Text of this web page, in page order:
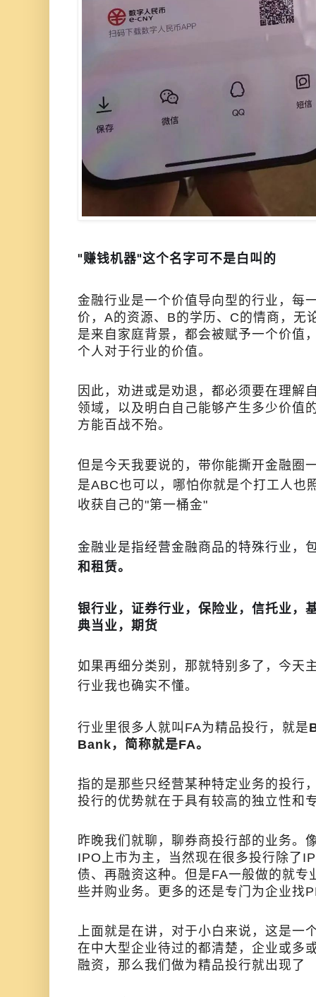
"赚钱机器"这个名字可不是白叫的
金融行业是一个价值导向型的行业，每
价，A的资源、B的学历、C的情商，无
是来自家庭背景，都会被赋予一个价值
个人对于行业的价值。
因此，劝进或是劝退，都必须要在理解
领域，以及明白自己能够产生多少价值
方能百战不殆。
但是今天我要说的，带你能撕开金融圈
是ABC也可以，哪怕你就是个打工人也
收获自己的"第一桶金"
金融业是指经营金融商品的特殊行业，
和租赁。
银行业，证券行业，保险业，信托业，
典当业，期货
如果再细分类别，那就特别多了，今天
行业我也确实不懂。
行业里很多人就叫FA为精品投行，就是
Bank，简称就是FA。
指的是那些只经营某种特定业务的投行
投行的优势就在于具有较高的独立性和
昨晚我们就聊，聊券商投行部的业务。
IPO上市为主，当然现在很多投行除了
债、再融资这种。但是FA一般做的就专
些并购业务。更多的还是专门为企业找
上面就是在讲，对于小白来说，这是一
在中大型企业待过的都清楚，企业或多
融资，那么我们做为精品投行就出现了